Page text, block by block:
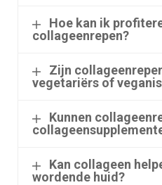
Hoe kan ik
collageenrepen?
Zijn
vegetariërs of
Kunnen
Kan collageen
wordende huid?